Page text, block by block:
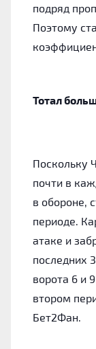
подряд
Поэтому
Тотал
Поскольку
почти в
в обороне,
периоде.
атаке и
последних
ворота 6 и
втором
Бет2Фан.